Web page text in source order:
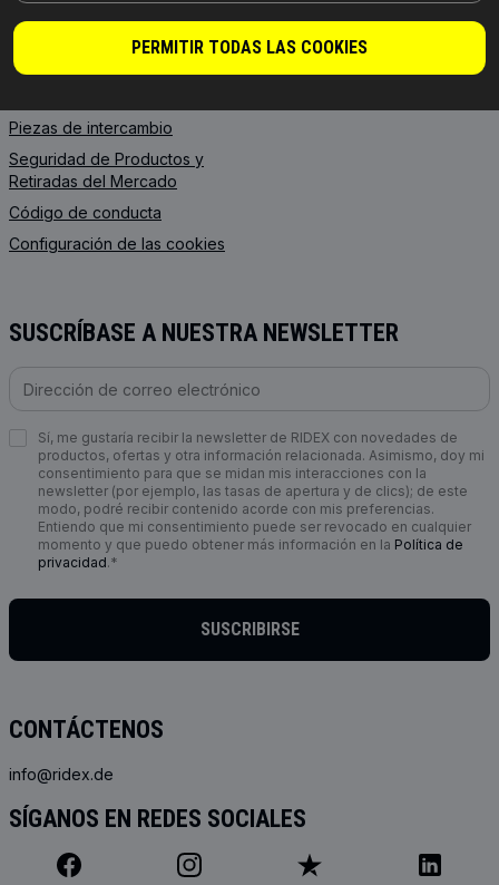
PERMITIR TODAS LAS COOKIES
Términos y condiciones
Piezas de intercambio
Seguridad de Productos y
Retiradas del Mercado
Código de conducta
Configuración de las cookies
CONTÁCTENOS
info@ridex.de
SÍGANOS EN REDES SOCIALES
SUSCRÍBASE A NUESTRA NEWSLETTER
Sí, me gustaría recibir la newsletter de RIDEX con novedades de
productos, ofertas y otra información relacionada. Asimismo, doy mi
consentimiento para que se midan mis interacciones con la
newsletter (por ejemplo, las tasas de apertura y de clics); de este
modo, podré recibir contenido acorde con mis preferencias.
Entiendo que mi consentimiento puede ser revocado en cualquier
momento y que puedo obtener más información en la Política de
privacidad.*
SUSCRIBIRSE